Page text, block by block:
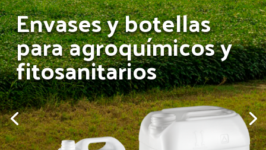
Envases y botellas
para agroquímicos y
fitosanitarios